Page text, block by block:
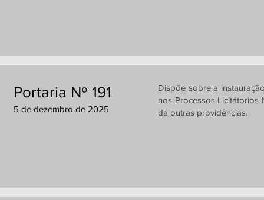
5 de dezembro de 2025
Portaria Nº 191
Dispõe sobre a
nos Processos
dá outras providências.